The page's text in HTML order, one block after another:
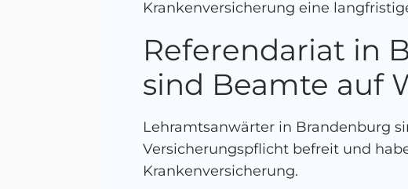
Krankenversicherung eine
Referendariat in
sind Beamte auf
Lehramtsanwärter in Brandenburg
Versicherungspflicht befreit und
Krankenversicherung.